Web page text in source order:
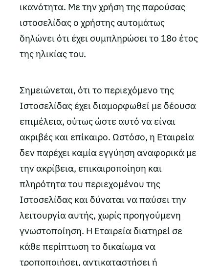
ικανότητα. Με την χρήση της παρούσας
ιστοσελίδας ο χρήστης αυτομάτως
δηλώνει ότι έχει συμπληρώσει το 18ο έτος
της ηλικίας του.
Σημειώνεται, ότι το περιεχόμενο της
Ιστοσελίδας έχει διαμορφωθεί με δέουσα
επιμέλεια, ούτως ώστε αυτό να είναι
ακριβές και επίκαιρο. Ωστόσο, η Εταιρεία
δεν παρέχει καμία εγγύηση αναφορικά με
την ακρίβεια, επικαιροποίηση και
πληρότητα του περιεχομένου της
Ιστοσελίδας και δύναται να παύσει την
λειτουργία αυτής, χωρίς προηγούμενη
γνωστοποίηση. Η Εταιρεία διατηρεί σε
κάθε περίπτωση το δικαίωμα να
τροποποιήσει, αντικαταστήσει ή